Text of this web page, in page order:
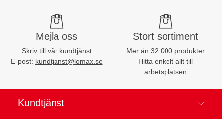
Mejla oss
Skriv till vår kundtjänst
E-post: kundtjanst@lomax.se
Stort sortiment
Mer än 32 000 produkter
Hitta enkelt allt till
arbetsplatsen
Kundtjänst